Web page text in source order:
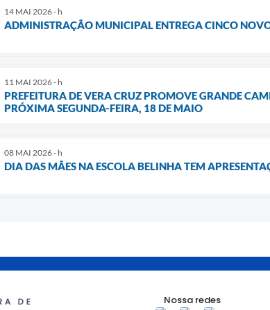
14 MAI 2026 - h
ADMINISTRAÇÃO MUNICIPAL ENTREGA CINCO
11 MAI 2026 - h
PREFEITURA DE VERA CRUZ PROMOVE GRANDE
PRÓXIMA SEGUNDA-FEIRA, 18 DE MAIO
08 MAI 2026 - h
DIA DAS MÃES NA ESCOLA BELINHA TEM
Nossa redes